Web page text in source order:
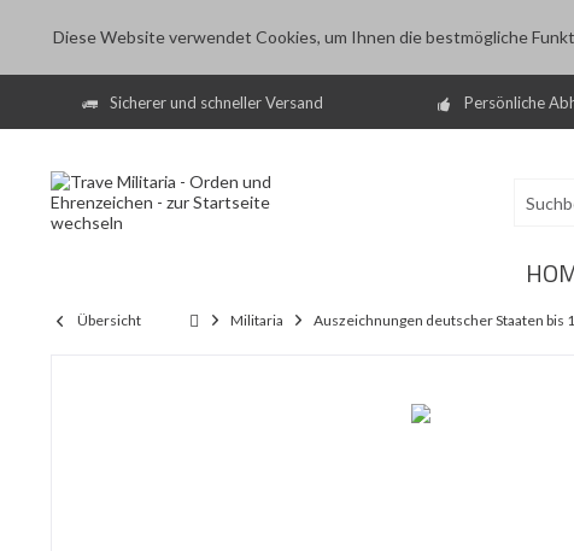
Diese Website verwendet Cookies, um Ihnen die bestmögliche
Sicherer und schneller Versand Persönliche
Übersicht Militaria Auszeichnungen deutscher Staaten bis